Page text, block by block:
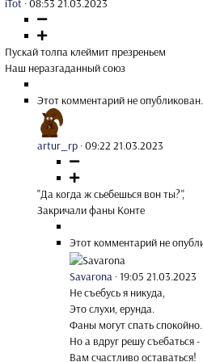
iTot ·08:53 21.03.2023
Пускай толпа клеймит презреньем
Наш неразгаданный союз
Этот комментарий не опубликован.
artur_rp ·09:22 21.03.2023
"Да когда ж сьебешься вон ты?",
Закричали фаны Конте
Этот комментарий не
Savarona ·19:05 21.03.2023
Не съебусь я никуда,
Это слухи, ерунда.
Фаны могут спать спокойно.
Но а вдруг решу съебаться -
Вам счастливо оставаться!